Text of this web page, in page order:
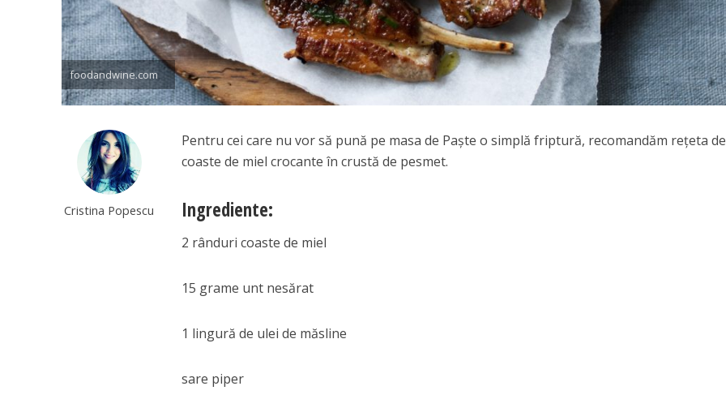
foodandwine.com
Cristina Popescu
Pentru cei care nu vor să pună pe masa de Paşte o simplă friptură, recomandăm reţeta de
coaste de miel crocante în crustă de pesmet.
Ingrediente:
2 rânduri coaste de miel
15 grame unt nesărat
1 lingură de ulei de măsline
sare piper